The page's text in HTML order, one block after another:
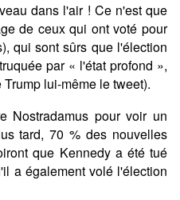
dans l'air ! Ce n'est que
de ceux qui ont voté pour
qui sont sûrs que l'élection
par « l'état profond »,
lui-même le tweet).
Nostradamus pour voir un
tard, 70 % des nouvelles
que Kennedy a été tué
a également volé l'élection